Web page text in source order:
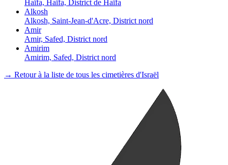
Haïfa, Haïfa, District de Haïfa
Alkosh
Alkosh, Saint-Jean-d'Acre, District nord
Amir
Amir, Safed, District nord
Amirim
Amirim, Safed, District nord
→ Retour à la liste de tous les cimetières d'Israël